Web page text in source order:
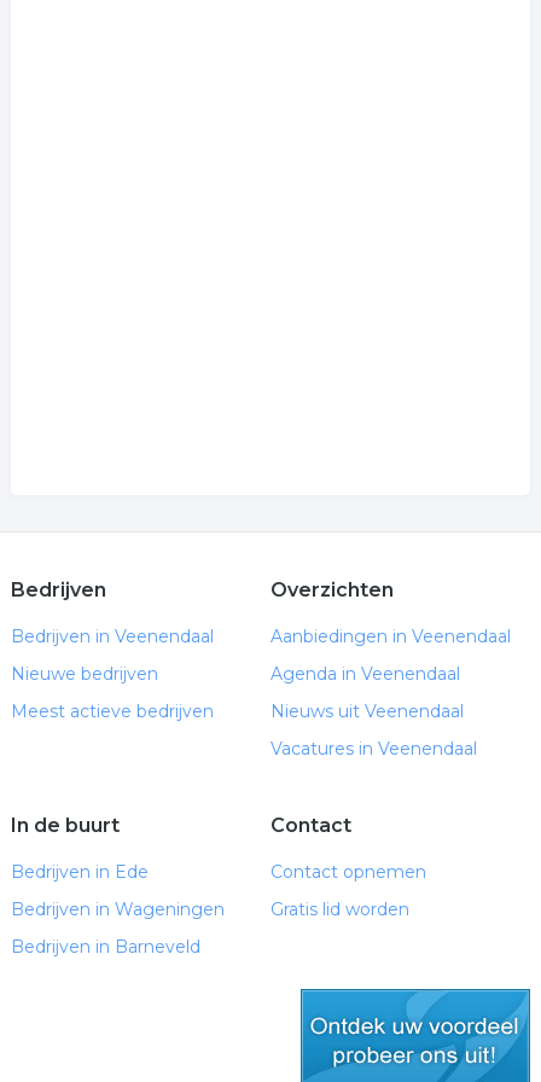
Bedrijven
Bedrijven in Veenendaal
Nieuwe bedrijven
Meest actieve bedrijven
Overzichten
Aanbiedingen in Veenendaal
Agenda in Veenendaal
Nieuws uit Veenendaal
Vacatures in Veenendaal
In de buurt
Bedrijven in Ede
Bedrijven in Wageningen
Bedrijven in Barneveld
Contact
Contact opnemen
Gratis lid worden